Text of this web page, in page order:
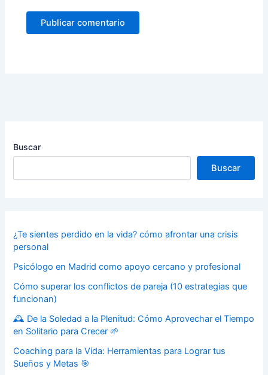
Buscar
Buscar
¿Te sientes perdido en la vida? cómo afrontar una crisis
personal
Psicólogo en Madrid como apoyo cercano y profesional
Cómo superar los conflictos de pareja (10 estrategias que
funcionan)
🕰️ De la Soledad a la Plenitud: Cómo Aprovechar el Tiempo
en Solitario para Crecer 🌱
Coaching para la Vida: Herramientas para Lograr tus
Sueños y Metas 🎯